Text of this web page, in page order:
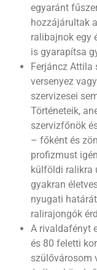
egyaránt
hozzájárultak
ralibajnok egy
is gyarapítsa
Ferjáncz Attila
versenyez
szervizesei
Történeteik,
szervizfőnök
– főként és
profizmust
külföldi ralikra
gyakran
nyugati
ralirajongók
A rivaldafényt
és 80 feletti
szülővárosom